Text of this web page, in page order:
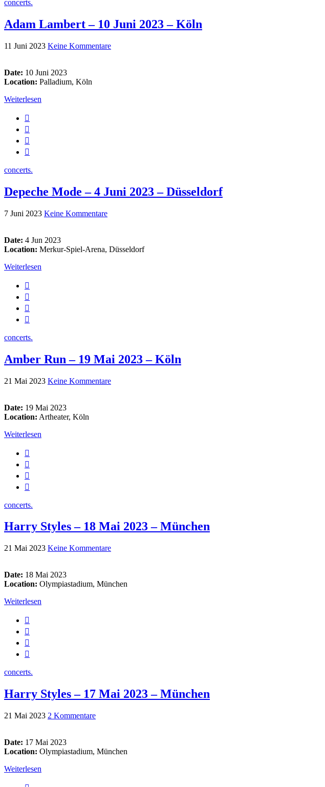
concerts.
Adam Lambert – 10 Juni 2023 – Köln
11 Juni 2023 Keine Kommentare
Date: 10 Juni 2023
Location: Palladium, Köln
Weiterlesen
concerts.
Depeche Mode – 4 Juni 2023 – Düsseldorf
7 Juni 2023 Keine Kommentare
Date: 4 Jun 2023
Location: Merkur-Spiel-Arena, Düsseldorf
Weiterlesen
concerts.
Amber Run – 19 Mai 2023 – Köln
21 Mai 2023 Keine Kommentare
Date: 19 Mai 2023
Location: Artheater, Köln
Weiterlesen
concerts.
Harry Styles – 18 Mai 2023 – München
21 Mai 2023 Keine Kommentare
Date: 18 Mai 2023
Location: Olympiastadium, München
Weiterlesen
concerts.
Harry Styles – 17 Mai 2023 – München
21 Mai 2023 2 Kommentare
Date: 17 Mai 2023
Location: Olympiastadium, München
Weiterlesen